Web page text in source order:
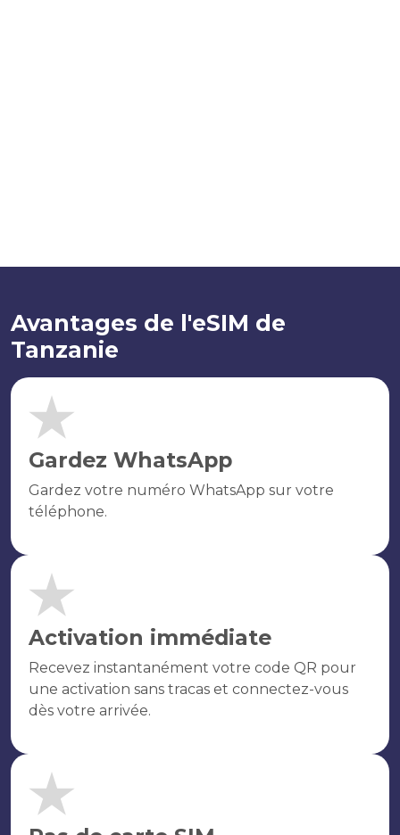
Avantages de l'eSIM de
Tanzanie
Gardez WhatsApp
Gardez votre numéro WhatsApp sur votre
téléphone.
Activation immédiate
Recevez instantanément votre code QR pour
une activation sans tracas et connectez-vous
dès votre arrivée.